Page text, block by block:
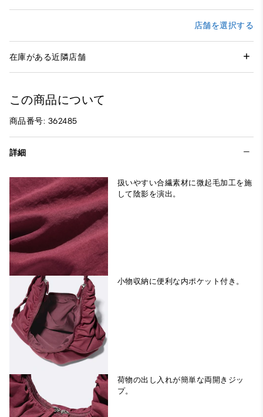
店舗を選択する
在庫がある近隣店舗
この商品について
商品番号: 362485
詳細
扱いやすい合繊素材に微起毛加工を施
して陰影を演出。
小物収納に便利な内ポケット付き。
荷物の出し入れが簡単な両開きジッ
プ。